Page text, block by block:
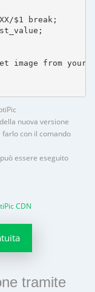
$1 break;
image from your
nuova versione
con il comando
essere eseguito
CDN
tramite